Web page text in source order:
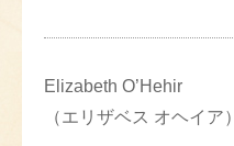
Elizabeth O’Hehir
（エリザベス オヘイア）